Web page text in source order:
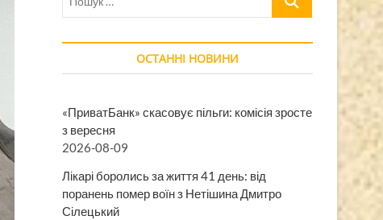
ОСТАННІ НОВИНИ
«ПриватБанк» скасовує пільги: комісія зросте
з вересня
2026-08-09
Лікарі боролись за життя 41 день: від
поранень помер воїн з Нетішина Дмитро
Сілецький